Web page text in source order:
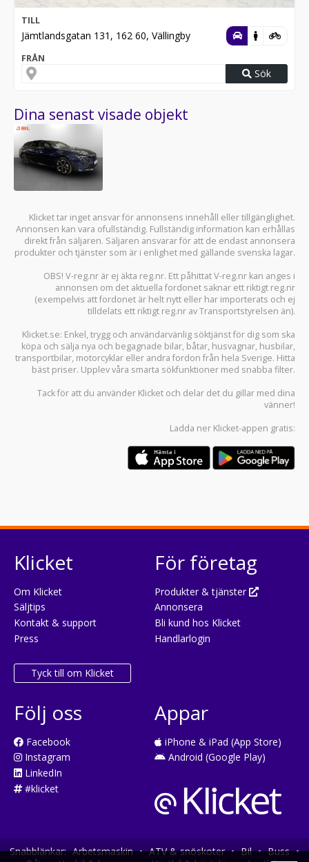
TILL
Jämtlandsgatan 131, 162 60, Vällingby
FRÅN
Sök
Dina senast visade objekt
Klicket tar inget ansvar för annonsens innehåll eller tillgänglighet.
Annonsen kan vara ofullständig. Fullständig information kan erhållas
direkt från säljaren. Säljaren ansvarar för att de endast annonsera
produkter och tjänster som är i enlighet med gällande svenska lagar.
OBS! V-reg.nr är ej äkta reg.nr. Ett påhittat V-reg.nr kan anges i
annonsen om det aktuella fordonet saknar ett riktigt reg.nr
(exempelvis att fordonet är helt nytt eller har importerats och ej
tilldelats ett riktigt reg.nr av Transportstyrelsen än).
Klicket.se: Enkel, trygg och användarvänlig söktjänst för dig som ska
köpa och sälja nya och begagnade bilar, båtar, husvagnar, husbilar,
transportbilar, motorcyklar eller andra fordon från hela Sverige. Hitta
bäst priser. Upplev våra smarta sökfunktioner med snabba filter.
Tack för att du använder Klicket och delar det du gillar med dina
vänner!
Ladda ner Klicket-appen gratis:
Klicket
Om Klicket
Säljtips
Kontakt & support
Press
Tyck till om Klicket
För företag
Produkter & tjänster
Annonsera
Bli kund hos Klicket
Handlarlogin
Följ oss
Facebook
Instagram
LinkedIn
#klicket
Appar
iPhone & iPad (App Store)
Android (Google Play)
Snabblänkar: Arbetsmaskin • ATV & snöskoter • Bil • Buss •